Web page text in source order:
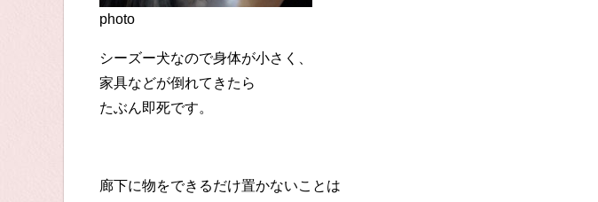
photo
シーズー犬なので身体が小さく、
家具などが倒れてきたら
たぶん即死です。
廊下に物をできるだけ置かないことは